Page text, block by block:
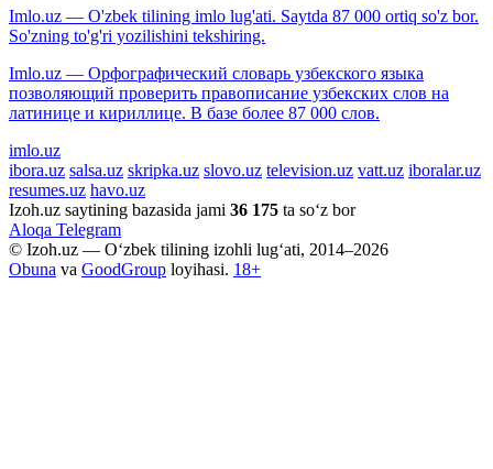
Imlo.uz — O'zbek tilining imlo lug'ati. Saytda 87 000 ortiq so'z bor.
So'zning to'g'ri yozilishini tekshiring.
Imlo.uz — Орфографический словарь узбекского языка
позволяющий проверить правописание узбекских слов на
латинице и кириллице. В базе более 87 000 слов.
imlo.uz
ibora.uz salsa.uz skripka.uz slovo.uz television.uz vatt.uz iboralar.uz
resumes.uz havo.uz
Izoh.uz saytining bazasida jami 36 175 ta so‘z bor
Aloqa Telegram
© Izoh.uz — O‘zbek tilining izohli lug‘ati, 2014–2026
Obuna va GoodGroup loyihasi. 18+